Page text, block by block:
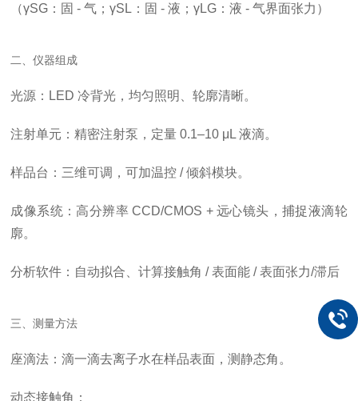
（γSG ：固 - 气；γS L ：固 - 液；γLG ：液 - 气界面张力）
二、仪器组成
光源 ：LED 冷背光，均匀照明、轮廓清晰。
注射单元 ：精密注射泵，定量 0.1–10 μL 液滴。
样品台 ：三维可调，可加温控 / 倾斜模块。
成像系统：高分辨率 CCD/CMOS + 远心镜头，捕捉液滴轮
廓。
分析软件 ：自动拟合、计算接触角 / 表面能 / 表面张力/滞后
三、测量方法
座滴法 ：滴一滴去离子水在样品表面，测静态角。
动态接触角 ：